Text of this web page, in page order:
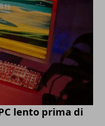
lento prima di